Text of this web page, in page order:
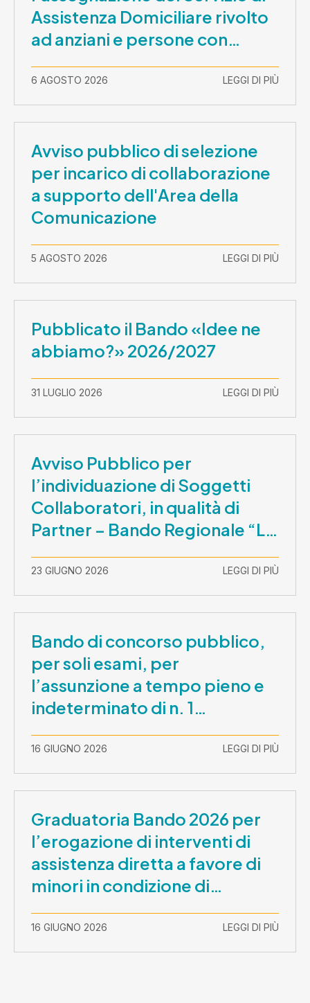
Assistenza Domiciliare rivolto
ad anziani e persone con
2026-30 settembre 2029
6 AGOSTO 2026 LEGGI DI PIÙ
Avviso pubblico di selezione
per incarico di collaborazione
a supporto dell'Area della
Comunicazione
5 AGOSTO 2026 LEGGI DI PIÙ
Pubblicato il Bando «Idee ne
abbiamo?» 2026/2027
31 LUGLIO 2026 LEGGI DI PIÙ
Avviso Pubblico per
l’individuazione di Soggetti
Collaboratori, in qualità di
Partner – Bando Regionale “La
– CUP E81B26000210003
23 GIUGNO 2026 LEGGI DI PIÙ
Bando di concorso pubblico,
per soli esami, per
l’assunzione a tempo pieno e
indeterminato di n. 1
Assistente Sociale –
Comunicazione prova scritta e
prova orale
16 GIUGNO 2026 LEGGI DI PIÙ
Graduatoria Bando 2026 per
l’erogazione di interventi di
assistenza diretta a favore di
minori in condizione di
disabilità con necessità di
sostegno elevato e molto
elevato (Misura B2) per
16 GIUGNO 2026 LEGGI DI PIÙ